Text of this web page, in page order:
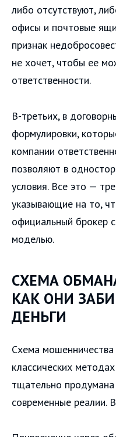
либо отсутствуют,
офисы и почтовые
признак
не хочет, чтобы ее
ответственности.
В-третьих, в
формулировки,
компании
позволяют в
условия. Все это —
указывающие на то,
официальный брокер
моделью.
СХЕМА ОБМАНА
КАК ОНИ
ДЕНЬГИ
Схема
классических
тщательно
современные реалии.